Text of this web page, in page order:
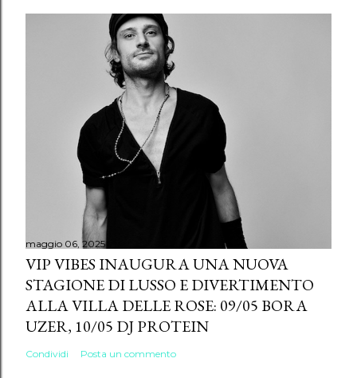
maggio 06, 2025
VIP VIBES INAUGURA UNA NUOVA
STAGIONE DI LUSSO E DIVERTIMENTO
ALLA VILLA DELLE ROSE: 09/05 BORA
UZER, 10/05 DJ PROTEIN
Condividi Posta un commento